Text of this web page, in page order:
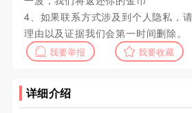
4、如果联系方式涉及到个人隐私，
理由以及证据我们会第一时间删除。
我要举报 我要收藏
详细介绍